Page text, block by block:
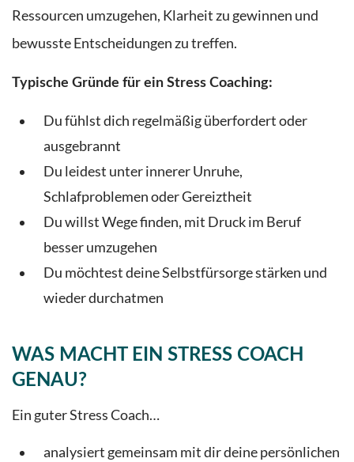
Ressourcen umzugehen, Klarheit zu gewinnen und
bewusste Entscheidungen zu treffen.
Typische Gründe für ein Stress Coaching:
Du fühlst dich regelmäßig überfordert oder
ausgebrannt
Du leidest unter innerer Unruhe,
Schlafproblemen oder Gereiztheit
Du willst Wege finden, mit Druck im Beruf
besser umzugehen
Du möchtest deine Selbstfürsorge stärken und
wieder durchatmen
WAS MACHT EIN STRESS COACH
GENAU?
Ein guter Stress Coach…
analysiert gemeinsam mit dir deine persönlichen